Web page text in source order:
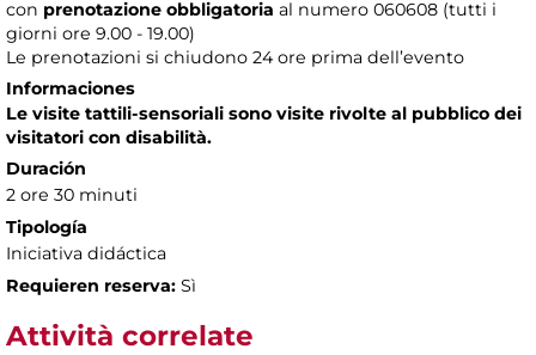
con prenotazione obbligatoria al numero 060608 (tutti i
giorni ore 9.00 - 19.00)
Le prenotazioni si chiudono 24 ore prima dell’evento
Informaciones
Le visite tattili-sensoriali sono visite rivolte al pubblico dei
visitatori con disabilità.
Duración
2 ore 30 minuti
Tipología
Iniciativa didáctica
Requieren reserva: Sì
Attività correlate